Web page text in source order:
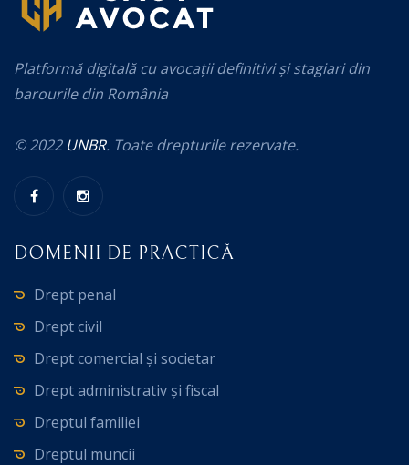
Platformă digitală cu avocații definitivi și stagiari din
barourile din România
© 2022 UNBR. Toate drepturile rezervate.
DOMENII DE PRACTICĂ
Drept penal
Drept civil
Drept comercial și societar
Drept administrativ și fiscal
Dreptul familiei
Dreptul muncii